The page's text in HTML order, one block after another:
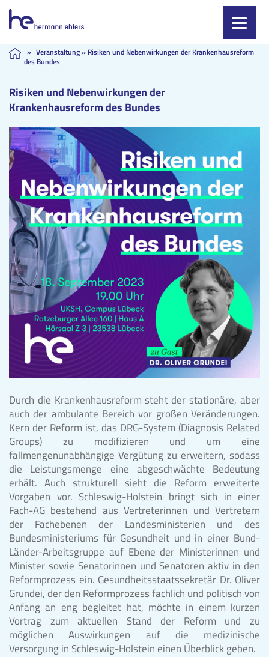
Skip
» Veranstaltung» Risiken und Nebenwirkungen der Krankenhausreform
des Bundes
Risiken und Nebenwirkungen der
Krankenhausreform des Bundes
Durch die Krankenhausreform steht der stationäre, aber
auch der ambulante Bereich vor großen Veränderungen.
Kern der Reform ist, das DRG-System (Diagnosis Related
Groups) zu modifizieren und um eine
fallmengenunabhängige Vergütung zu erweitern, sodass
die Leistungsmenge eine abgeschwächte Bedeutung
erhält. Auch strukturell sieht die Reform erweiterte
Vorgaben vor. Schleswig-Holstein bringt sich in einer
Fach-AG bestehend aus Vertreterinnen und Vertretern
der Fachebenen der Landesministerien und des
Bundesministeriums für Gesundheit und in einer Bund-
Länder-Arbeitsgruppe auf Ebene der Ministerinnen und
Minister sowie Senatorinnen und Senatoren aktiv in den
Reformprozess ein. Gesundheitsstaatssekretär Dr. Oliver
Grundei, der den Reformprozess fachlich und politisch von
Anfang an eng begleitet hat, möchte in einem kurzen
Vortrag zum aktuellen Stand der Reform und zu
möglichen Auswirkungen auf die medizinische
Versorgung in Schleswig-Holstein einen Überblick geben.